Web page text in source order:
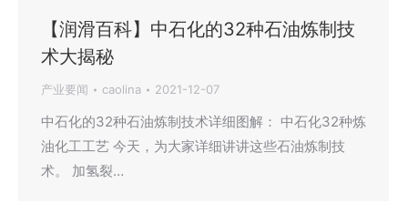
【润滑百科】中石化的32种石油炼制技
术大揭秘
产业要闻 caolina 2021-12-07
中石化的32种石油炼制技术详细图解： 中石化32种炼
油化工工艺 今天，为大家详细讲讲这些石油炼制技
术。 加氢裂…